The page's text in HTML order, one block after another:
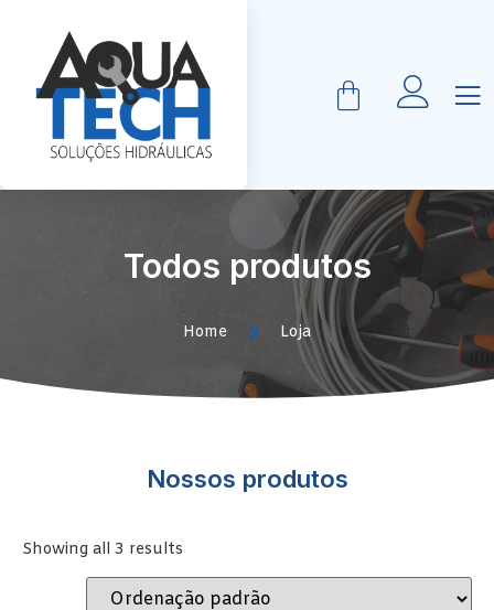
Todos produtos
Home Loja
Nossos produtos
Showing all 3 results